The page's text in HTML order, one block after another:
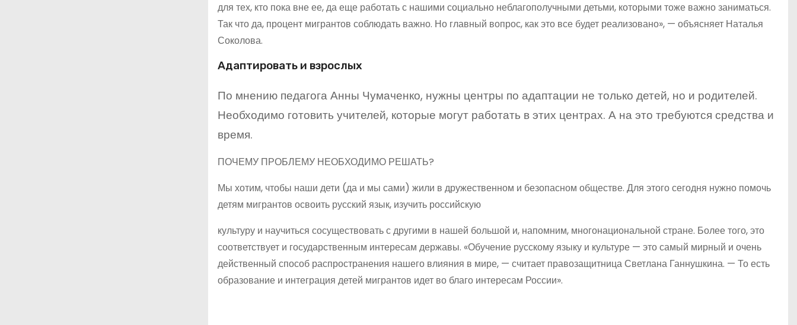
для тех, кто пока вне ее, да еще работать с нашими социально неблагополучными детьми, которыми тоже важно заниматься.
Так что да, процент мигрантов соблюдать важно. Но главный вопрос, как это все будет реализовано», — объясняет Наталья
Соколова.
Адаптировать и взрослых
По мнению педагога Анны Чумаченко, нужны центры по адаптации не только детей, но и родителей.
Необходимо готовить учителей, которые могут работать в этих центрах. А на это требуются средства и
время.
ПОЧЕМУ ПРОБЛЕМУ НЕОБХОДИМО РЕШАТЬ?
Мы хотим, чтобы наши дети (да и мы сами) жили в дружественном и безопасном обществе. Для этого сегодня нужно помочь
детям мигрантов освоить русский язык, изучить российскую
культуру и научиться сосуществовать с другими в нашей большой и, напомним, многонациональной стране. Более того, это
соответствует и государственным интересам державы. «Обучение русскому языку и культуре — это самый мирный и очень
действенный способ распространения нашего влияния в мире, — считает правозащитница Светлана Ганнушкина. — То есть
образование и интеграция детей мигрантов идет во благо интересам России».